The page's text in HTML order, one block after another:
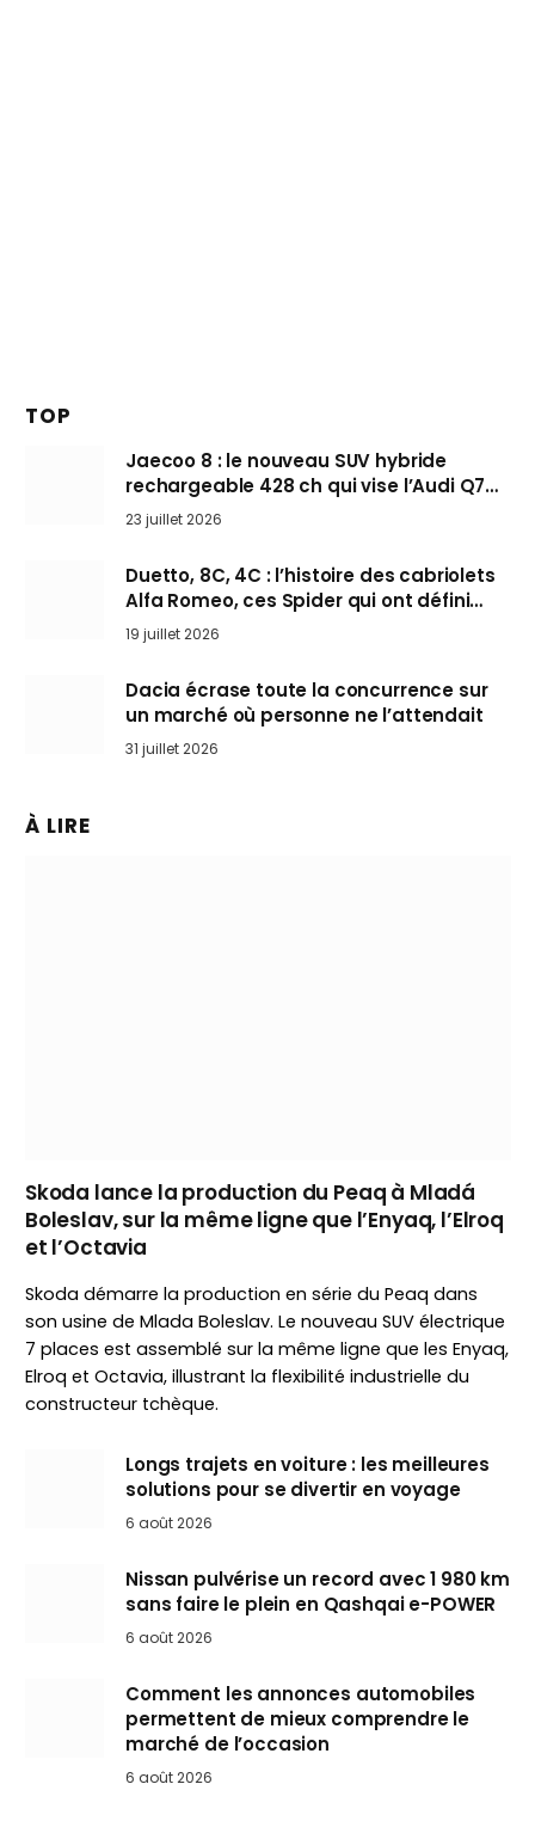
TOP
Jaecoo 8 : le nouveau SUV hybride
rechargeable 428 ch qui vise l’Audi Q7
arrive en Europe cet automne
23 juillet 2026
Duetto, 8C, 4C : l’histoire des cabriolets
Alfa Romeo, ces Spider qui ont défini
l’art de rouler cheveux au vent
19 juillet 2026
Dacia écrase toute la concurrence sur
un marché où personne ne l’attendait
31 juillet 2026
À LIRE
Skoda lance la production du Peaq à Mladá
Boleslav, sur la même ligne que l’Enyaq, l’Elroq
et l’Octavia
Skoda démarre la production en série du Peaq dans
son usine de Mlada Boleslav. Le nouveau SUV électrique
7 places est assemblé sur la même ligne que les Enyaq,
Elroq et Octavia, illustrant la flexibilité industrielle du
constructeur tchèque.
Longs trajets en voiture : les meilleures
solutions pour se divertir en voyage
6 août 2026
Nissan pulvérise un record avec 1 980 km
sans faire le plein en Qashqai e-POWER
6 août 2026
Comment les annonces automobiles
permettent de mieux comprendre le
marché de l’occasion
6 août 2026